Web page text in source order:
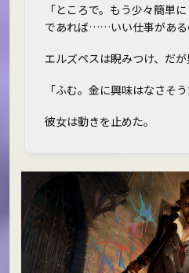
「ところで。もう少々簡単
であれば……いい仕事がある
エルズペスは睨みつけ、だが
「ふむ。金に興味はなさそ
彼女は動きを止めた。